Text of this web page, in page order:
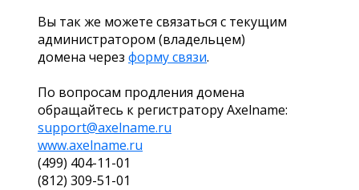
Вы так же можете связаться с текущим
администратором (владельцем)
домена через форму связи.
По вопросам продления домена
обращайтесь к регистратору Axelname:
support@axelname.ru
www.axelname.ru
(499) 404-11-01
(812) 309-51-01